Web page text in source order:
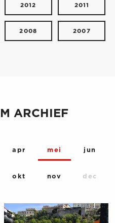
2012 2011
2008 2007
ARCHIEF
apr mei jun
okt nov dec